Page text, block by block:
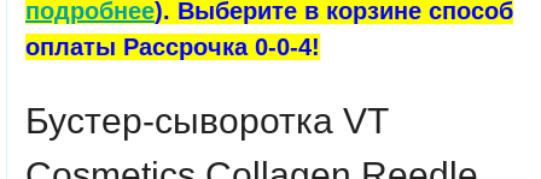
подробнее). Выберите в корзине способ
оплаты Рассрочка 0-0-4!
Бустер-сыворотка VT